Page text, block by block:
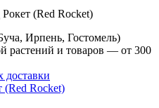
Ирпень, Гостомель)
растений и товаров — от 300
доставки